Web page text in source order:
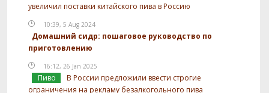
увеличил поставки китайского пива в Россию
10:39, 5 Aug 2024
Домашний сидр: пошаговое руководство по
приготовлению
16:12, 26 Jan 2025
Пиво
В России предложили ввести строгие
ограничения на рекламу безалкогольного пива